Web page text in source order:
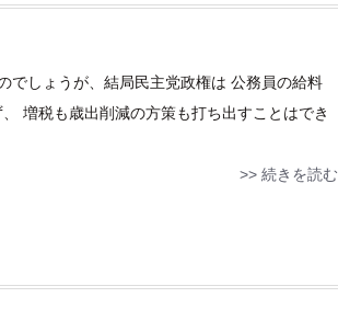
でしょうが、結局民主党政権は 公務員の給料
増税も歳出削減の方策も打ち出すことはでき
>> 続きを読む